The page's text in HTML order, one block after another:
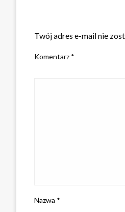
Twój adres e-mail nie
Komentarz *
Nazwa *